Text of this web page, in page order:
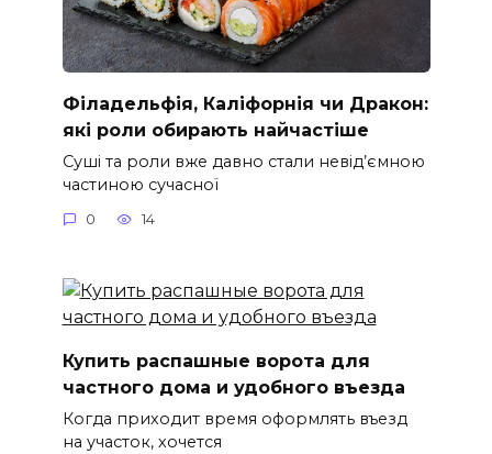
Філадельфія, Каліфорнія чи Дракон:
які роли обирають найчастіше
Суші та роли вже давно стали невід’ємною
частиною сучасної
0 14
Купить распашные ворота для
частного дома и удобного въезда
Когда приходит время оформлять въезд
на участок, хочется